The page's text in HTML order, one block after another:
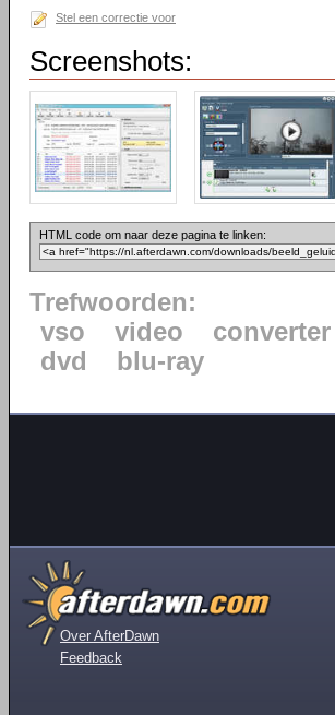
Stel een correctie voor
Screenshots:
HTML code om naar deze pagina te linken:
Trefwoorden:
vso
video converter
dvd
blu-ray
Over AfterDawn
Feedback